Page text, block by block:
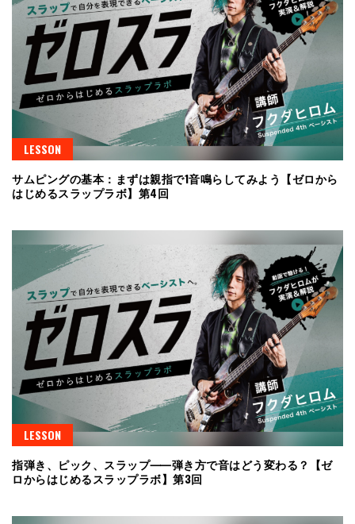
LESSON
サムピングの基本：まずは親指で1音鳴らしてみよう【ゼロから
はじめるスラップラボ】第4回
LESSON
指弾き、ピック、スラップ⸺弾き方で音はどう変わる？【ゼ
ロからはじめるスラップラボ】第3回